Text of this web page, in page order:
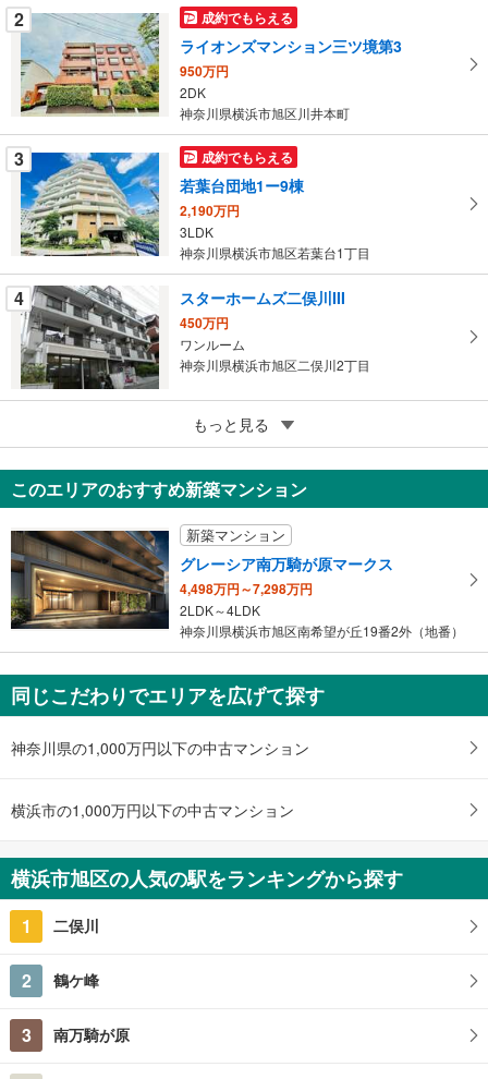
件
を
マ
イ
ペ
ー
ジ
保
存
す
る
2 成約でもらえる
ライオンズマンション三ツ境第3
950万円
2DK
神奈川県横浜市旭区川井本町
3 成約でもらえる
若葉台団地1ー9棟
2,190万円
3LDK
神奈川県横浜市旭区若葉台1丁目
4 スターホームズ二俣川III
450万円
ワンルーム
神奈川県横浜市旭区二俣川2丁目
成約でもらえる
ベルハウス西谷
1,699万円
3LDK
もっと見る
このエリアのおすすめ新築マンション
新築マンション
グレーシア南万騎が原マークス
4,498万円～7,298万円
2LDK～4LDK
神奈川県横浜市旭区南希望が丘19番2外（地番）
同じこだわりでエリアを広げて探す
神奈川県の1,000万円以下の中古マンション
横浜市の1,000万円以下の中古マンション
横浜市旭区の人気の駅をランキングから探す
1 二俣川
2 鶴ケ峰
3 南万騎が原